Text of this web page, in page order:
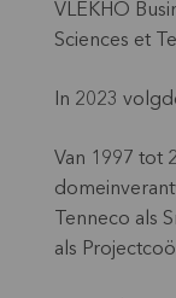
VLEKHO
Sciences et
In 2023
Van 1997 tot
Tenneco als
als